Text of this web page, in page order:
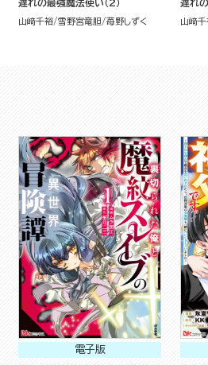
遅れの最強魔法使い（2）
山﨑千裕 雪野宮竜胆 苺野しずく
遅れ
（分冊
山﨑千
電子版